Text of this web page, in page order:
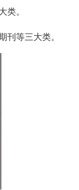
。
等三大类。